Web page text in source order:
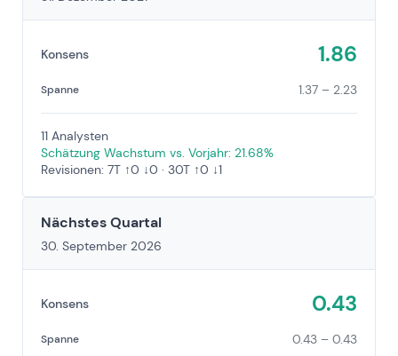
Konsens 1.86
Spanne 1.37 – 2.23
11 Analysten
Schätzung Wachstum vs. Vorjahr: 21.68%
Revisionen: 7T ↑0 ↓0 · 30T ↑0 ↓1
Nächstes Quartal
30. September 2026
Konsens 0.43
Spanne 0.43 – 0.43